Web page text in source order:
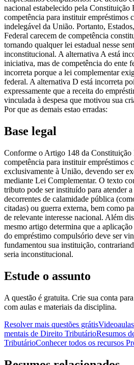
nacional estabelecido pela Constituição
competência para instituir empréstimos
indelegável da União. Portanto,
Federal carecem de competência
tornando qualquer lei estadual nesse
inconstitucional. A alternativa A está
iniciativa, mas de competência do ente
incorreta porque a lei complementar
federal. A alternativa D está incorreta
expressamente que a receita do
vinculada à despesa que motivou sua
Por que as demais estao erradas:
Base legal
Conforme o Artigo 148 da Constituição
competência para instituir empréstimos
exclusivamente à União, devendo ser
mediante Lei Complementar. O texto
tributo pode ser instituído para atender
decorrentes de calamidade pública
citadas) ou guerra externa, bem como
de relevante interesse nacional. Além
mesmo artigo determina que a
do empréstimo compulsório deve ser
fundamentou sua instituição,
seria inconstitucional.
Estude o assunto
A questão é gratuita. Crie sua conta
com aulas e materiais da disciplina.
Resolver mais questões grátis
mentais de Direito TributárioResumos
TributárioConhecer todos os recursos